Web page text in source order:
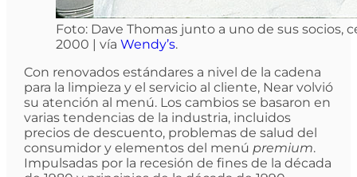
Foto: Dave Thomas junto a uno de sus socios,
2000 | vía Wendy’s.
Con renovados estándares a nivel de la cadena
para la limpieza y el servicio al cliente, Near volvió
su atención al menú. Los cambios se basaron en
varias tendencias de la industria, incluidos
precios de descuento, problemas de salud del
consumidor y elementos del menú premium.
Impulsadas por la recesión de fines de la década